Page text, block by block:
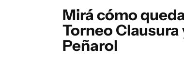
Mirá cómo
Torneo
Peñarol